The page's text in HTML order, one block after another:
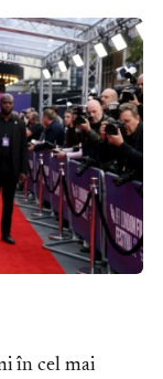
în cel mai